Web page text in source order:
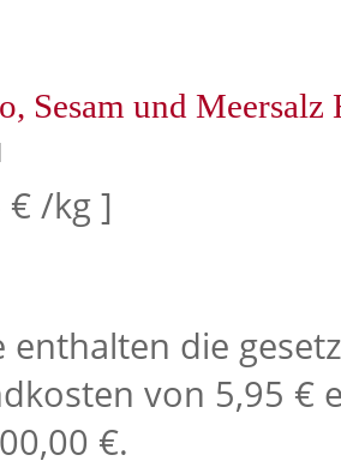
Sesam und Meersalz
€ /kg ]
enthalten die
von 5,95 €
€.